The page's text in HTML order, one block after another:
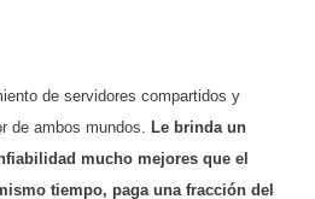
de servidores compartidos y
de ambos mundos. Le brinda un
mucho mejores que el
tiempo, paga una fracción del